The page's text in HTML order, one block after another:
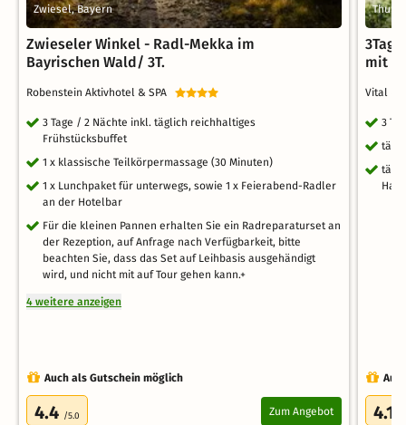
Zwiesel, Bayern
Zwieseler Winkel - Radl-Mekka im
Bayrischen Wald/ 3T.
Robenstein Aktivhotel & SPA
3 Tage / 2 Nächte inkl. täglich reichhaltiges
Frühstücksbuffet
1 x klassische Teilkörpermassage (30 Minuten)
1 x Lunchpaket für unterwegs, sowie 1 x Feierabend-Radler
an der Hotelbar
Für die kleinen Pannen erhalten Sie ein Radreparaturset an
der Rezeption, auf Anfrage nach Verfügbarkeit, bitte
beachten Sie, dass das Set auf Leihbasis ausgehändigt
wird, und nicht mit auf Tour gehen kann.+
4 weitere anzeigen
Auch als Gutschein möglich
4.4 /5.0 Zum Angebot
mit
Vital &
3
4.1